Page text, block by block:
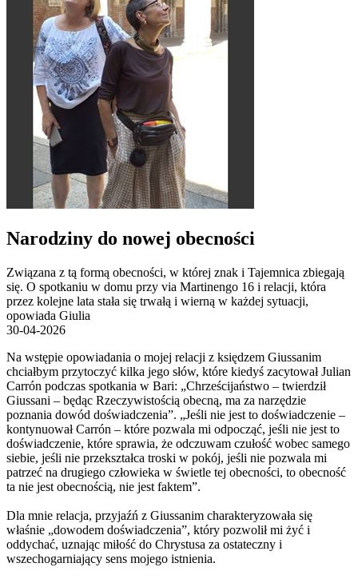
Narodziny do nowej obecności
Związana z tą formą obecności, w której znak i Tajemnica zbiegają
się. O spotkaniu w domu przy via Martinengo 16 i relacji, która
przez kolejne lata stała się trwałą i wierną w każdej sytuacji,
opowiada Giulia
30-04-2026
Na wstępie opowiadania o mojej relacji z księdzem Giussanim
chciałbym przytoczyć kilka jego słów, które kiedyś zacytował Julian
Carrón podczas spotkania w Bari: „Chrześcijaństwo – twierdził
Giussani – będąc Rzeczywistością obecną, ma za narzędzie
poznania dowód doświadczenia”. „Jeśli nie jest to doświadczenie –
kontynuował Carrón – które pozwala mi odpocząć, jeśli nie jest to
doświadczenie, które sprawia, że odczuwam czułość wobec samego
siebie, jeśli nie przekształca troski w pokój, jeśli nie pozwala mi
patrzeć na drugiego człowieka w świetle tej obecności, to obecność
ta nie jest obecnością, nie jest faktem”.
Dla mnie relacja, przyjaźń z Giussanim charakteryzowała się
właśnie „dowodem doświadczenia”, który pozwolił mi żyć i
oddychać, uznając miłość do Chrystusa za ostateczny i
wszechogarniający sens mojego istnienia.